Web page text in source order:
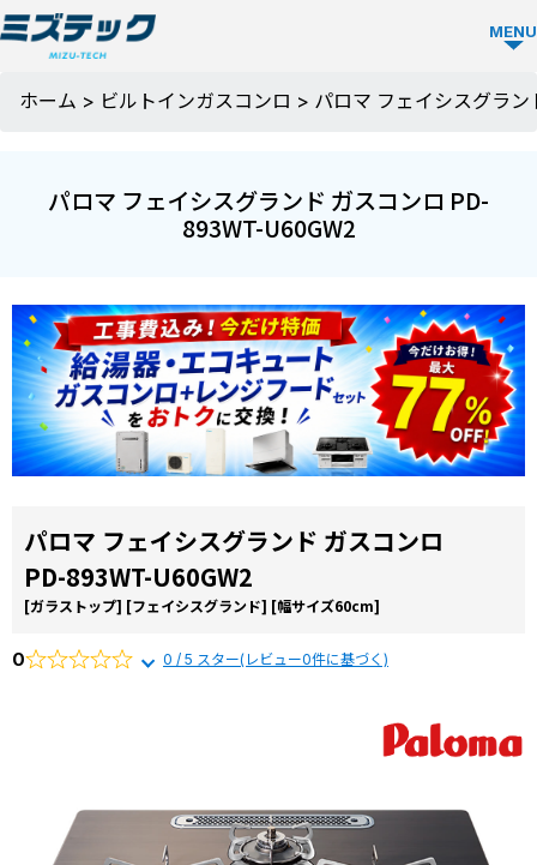
MENU
ビルトイ
ぶ
メーカーか
ら選ぶ
リンナイ
から選ぶ
ら選ぶ
ミズテック
の強み
選ばれる理
由
交換費用
お役立ち
コラム
よくある
ホーム > ビルトインガスコンロ > パロマ フェイシスグラ
パロマ フェイシスグランド ガスコンロ PD-
893WT-U60GW2
パロマ フェイシスグランド ガスコンロ
PD-893WT-U60GW2
[ガラストップ] [フェイシスグランド] [幅サイズ60cm]
0 0 / 5 スター(レビュー0件に基づく)